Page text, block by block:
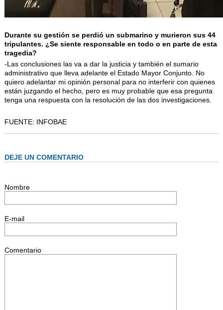
Durante su gestión se perdió un submarino y murieron sus 44
tripulantes. ¿Se siente responsable en todo o en parte de esta
tragedia?
-Las conclusiones las va a dar la justicia y también el sumario
administrativo que lleva adelante el Estado Mayor Conjunto. No
quiero adelantar mi opinión personal para no interferir con quienes
están juzgando el hecho, pero es muy probable que esa pregunta
tenga una respuesta con la resolución de las dos investigaciones.
FUENTE: INFOBAE
DEJE UN COMENTARIO
Nombre
E-mail
Comentario